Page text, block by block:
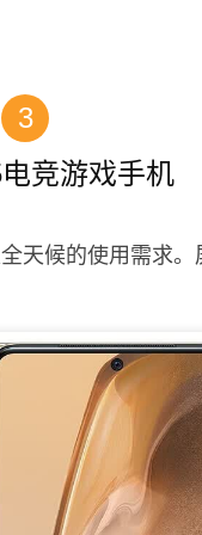
3
竞游戏手机
天候的使用需求